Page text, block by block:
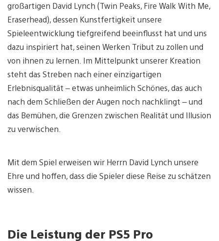
großartigen David Lynch (Twin Peaks, Fire Walk With Me,
Eraserhead), dessen Kunstfertigkeit unsere
Spieleentwicklung tiefgreifend beeinflusst hat und uns
dazu inspiriert hat, seinen Werken Tribut zu zollen und
von ihnen zu lernen. Im Mittelpunkt unserer Kreation
steht das Streben nach einer einzigartigen
Erlebnisqualität – etwas unheimlich Schönes, das auch
nach dem Schließen der Augen noch nachklingt – und
das Bemühen, die Grenzen zwischen Realität und Illusion
zu verwischen.
Mit dem Spiel erweisen wir Herrn David Lynch unsere
Ehre und hoffen, dass die Spieler diese Reise zu schätzen
wissen.
Die Leistung der PS5 Pro